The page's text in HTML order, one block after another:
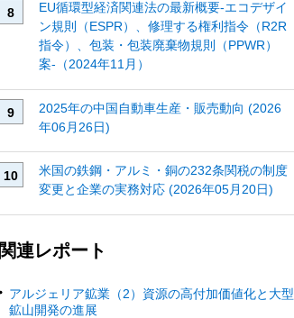
EU循環型経済関連法の最新概要‐エコデザイ
ン規則（ESPR）、修理する権利指令（R2R
指令）、包装・包装廃棄物規則（PPWR）
案‐（2024年11月）
2025年の中国自動車生産・販売動向 (2026
年06月26日)
米国の鉄鋼・アルミ・銅の232条関税の制度
変更と企業の実務対応 (2026年05月20日)
関連レポート
アルジェリア鉱業（2）資源の高付加価値化と大型
鉱山開発の進展